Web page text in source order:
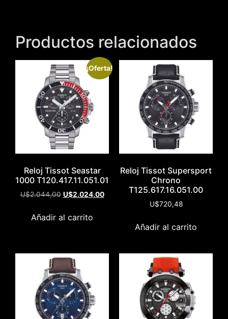
Productos relacionados
¡Oferta!
Reloj Tissot Seastar
1000 T120.417.11.051.01
U$2.044,00 U$2.024,00
Añadir al carrito
Reloj Tissot Supersport
Chrono
T125.617.16.051.00
U$720,48
Añadir al carrito